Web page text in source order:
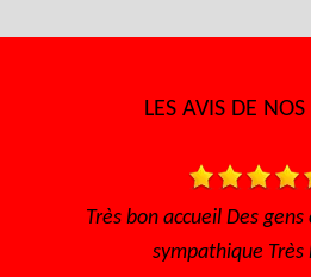
LES AVIS DE
Très bon accueil Des
sympathique